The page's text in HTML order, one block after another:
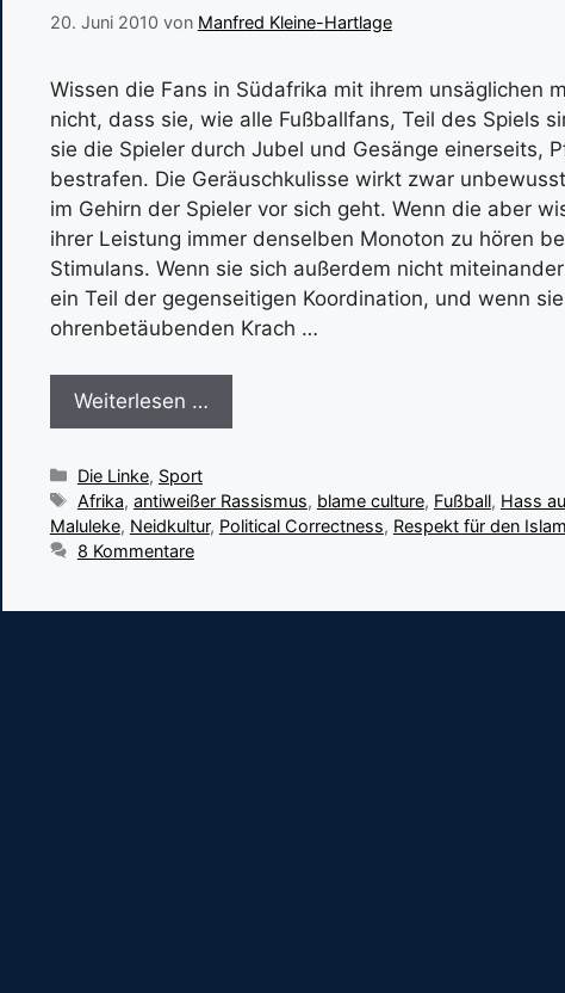
20. Juni 2010 von Manfred Kleine-Hartlage
Wissen die Fans in Südafrika mit ihrem unsäglichen
nicht, dass sie, wie alle Fußballfans, Teil des Spiels
sie die Spieler durch Jubel und Gesänge einerseits,
bestrafen. Die Geräuschkulisse wirkt zwar
im Gehirn der Spieler vor sich geht. Wenn die aber
ihrer Leistung immer denselben Monoton zu hören
Stimulans. Wenn sie sich außerdem nicht
ein Teil der gegenseitigen Koordination, und wenn
ohrenbetäubenden Krach …
Weiterlesen …
Kategorien
Die Linke, Sport
Schlagwörter
Afrika, antiweißer Rassismus, blame culture, Fußball, Hass
Maluleke, Neidkultur, Political Correctness, Respekt für den Islam
8 Kommentare